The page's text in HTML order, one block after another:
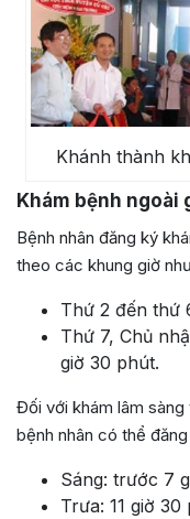
Khánh thành
Khám bệnh ngoài
Bệnh nhân đăng ký
theo các khung giờ
Thứ 2 đến thứ
Thứ 7, Chủ
giờ 30 phút.
Đối với khám lâm sàng
bệnh nhân có thể
Sáng: trước 7
Trưa: 11 giờ 30